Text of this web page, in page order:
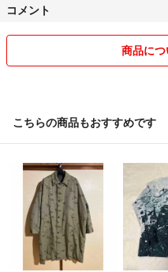
ております
「出品前、発送前の2回」検品を
◆リユース品の状態に関しては
◆配送方法についてなるべくお
安い配送方法を選んで小さく畳
状況により配送方法を変更させ
の程よろしくお願いします
コメント
商品に
こちらの商品もおすすめです